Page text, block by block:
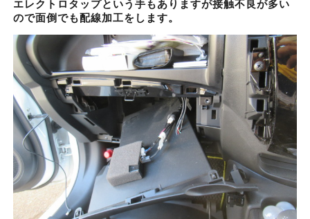
エレクトロタップという手もありますが接触不良が多い
ので面倒でも配線加工をします。